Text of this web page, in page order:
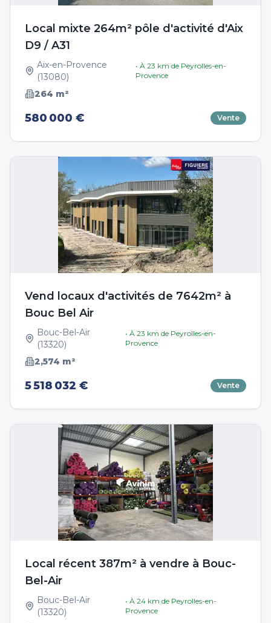
Local mixte 264m² pôle d'activité d'Aix
D9 / A31
Aix-en-Provence
(13080)
• À23 km de Peyrolles-en-
Provence
264 m²
580 000 € Vente
Vend locaux d'activités de 7642m² à
Bouc Bel Air
Bouc-Bel-Air
(13320)
• À23 km de Peyrolles-en-
Provence
2,574 m²
5 518 032 € Vente
Local récent 387m² à vendre à Bouc-
Bel-Air
Bouc-Bel-Air
(13320)
• À 24km de Peyrolles-en-
Provence